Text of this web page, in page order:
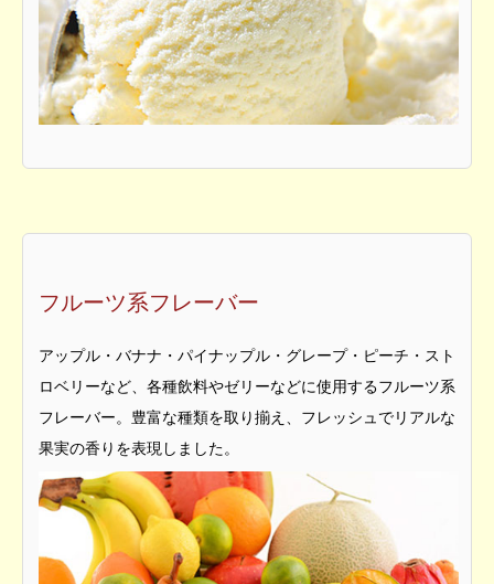
フルーツ系フレーバー
アップル・バナナ・パイナップル・グレープ・ピーチ・スト
ロベリーなど、各種飲料やゼリーなどに使用するフルーツ系
フレーバー。豊富な種類を取り揃え、フレッシュでリアルな
果実の香りを表現しました。